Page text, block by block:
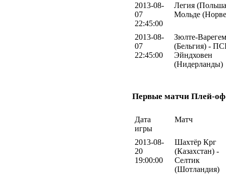
2013-08-
07
22:45:00
Легия
Мольде
2013-08-
07
22:45:00
Зюлте-Варегем
(Бельгия) -
Эйндховен
(Нидерланды)
Первые матчи Плей-
Дата
игры
Матч
2013-08-
20
19:00:00
Шахтёр Крг
(Казахстан) -
Селтик
(Шотландия)